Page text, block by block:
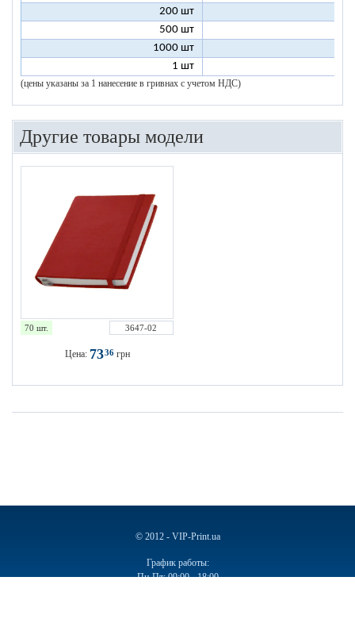
200 шт
500 шт
1000 шт
1 шт
(цены указаны за 1 нанесение в гривнах с учетом НДС)
Другие товары модели
70 шт. 3647-02
Цена: 7336грн
© 2012 - VIP-Print.ua
График работы:
Пн-Пт: 09:00 - 18:00